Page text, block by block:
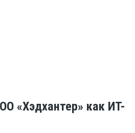
«Хэдхантер» как ИТ-